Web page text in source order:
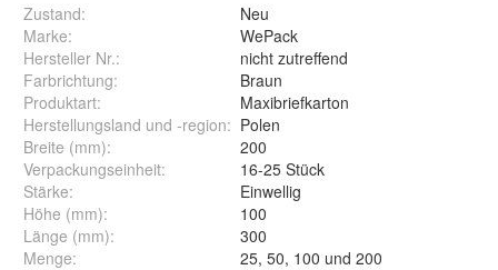
Zustand:
Neu
Marke:
WePack
Hersteller Nr.:
nicht zutreffend
Farbrichtung:
Braun
Produktart:
Maxibriefkarton
Herstellungsland und -region: Polen
Breite (mm):
200
Verpackungseinheit:
16-25 Stück
Stärke:
Einwellig
Höhe (mm):
100
Länge (mm):
300
Menge: 25, 50, 100 und 200